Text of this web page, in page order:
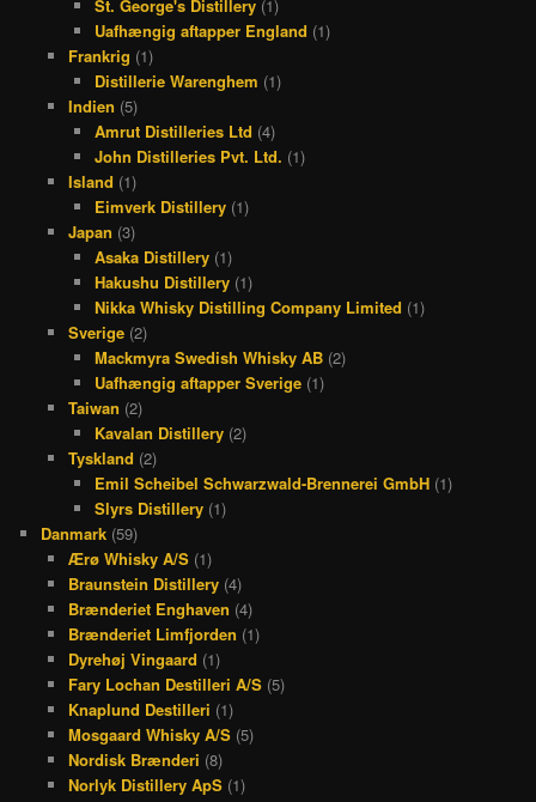
St. George's Distillery (1)
Uafhængig aftapper England (1)
Frankrig (1)
Distillerie Warenghem (1)
Indien (5)
Amrut Distilleries Ltd (4)
John Distilleries Pvt. Ltd. (1)
Island (1)
Eimverk Distillery (1)
Japan (3)
Asaka Distillery (1)
Hakushu Distillery (1)
Nikka Whisky Distilling Company Limited (1)
Sverige(2)
Mackmyra Swedish Whisky AB (2)
Uafhængig aftapper Sverige (1)
Taiwan (2)
Kavalan Distillery (2)
Tyskland (2)
Emil Scheibel Schwarzwald-Brennerei GmbH (1)
Slyrs Distillery (1)
Danmark (59)
Ærø Whisky A/S(1)
Braunstein Distillery(4)
Brænderiet Enghaven (4)
Brænderiet Limfjorden (1)
Dyrehøj Vingaard (1)
Fary Lochan Destilleri A/S(5)
Knaplund Destilleri (1)
Mosgaard Whisky A/S(5)
Nordisk Brænderi (8)
Norlyk Distillery ApS(1)